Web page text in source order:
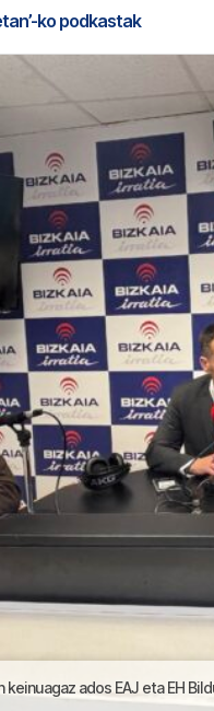
ko podkastak
ados EAJ eta EH Bildu;